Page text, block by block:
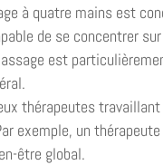
à quatre mains est
de se concentrer
est
thérapeutes
exemple, un
être global.